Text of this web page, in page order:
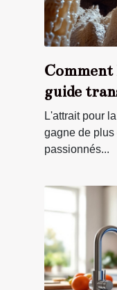
Comment
guide
L'attrait pour
gagne de
passionnés...